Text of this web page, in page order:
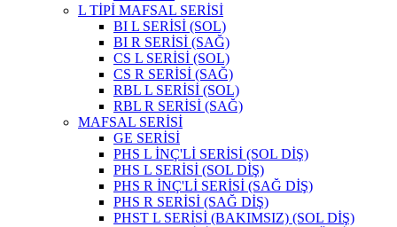
L TİPİ MAFSAL SERİSİ
BI L SERİSİ (SOL)
BI R SERİSİ (SAĞ)
CS L SERİSİ (SOL)
CS R SERİSİ (SAĞ)
RBL L SERİSİ (SOL)
RBL R SERİSİ (SAĞ)
MAFSAL SERİSİ
GE SERİSİ
PHS L İNÇ'Lİ SERİSİ (SOL DİŞ)
PHS L SERİSİ (SOL DİŞ)
PHS R İNÇ'Lİ SERİSİ (SAĞ DİŞ)
PHS R SERİSİ (SAĞ DİŞ)
PHST L SERİSİ (BAKIMSIZ) (SOL DİŞ)